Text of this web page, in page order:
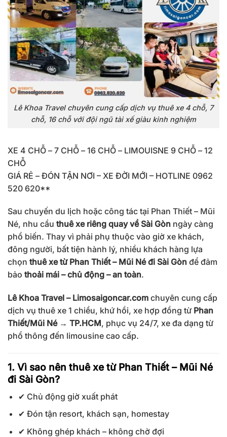
Lê Khoa Travel chuyên cung cấp dịch vụ thuê xe 4 chỗ, 7
chỗ, 16 chỗ với đội ngũ tài xế giàu kinh nghiệm
XE 4 CHỖ – 7 CHỖ – 16 CHỖ – LIMOUISNE 9 CHỖ – 12
CHỖ
GIÁ RẺ – ĐÓN TẬN NƠI – XE ĐỜI MỚI – HOTLINE 0962
520 620**
Sau chuyến du lịch hoặc công tác tại Phan Thiết – Mũi
Né, nhu cầu thuê xe riêng quay về Sài Gòn ngày càng
phổ biến. Thay vì phải phụ thuộc vào giờ xe khách,
đông người, bất tiện hành lý, nhiều khách hàng lựa
chọn thuê xe từ Phan Thiết – Mũi Né đi Sài Gòn để đảm
bảo thoải mái – chủ động – an toàn.
Lê Khoa Travel – Limosaigoncar.com chuyên cung cấp
dịch vụ thuê xe 1 chiều, khứ hồi, xe hợp đồng từ Phan
Thiết/Mũi Né → TP.HCM, phục vụ 24/7, xe đa dạng từ
phổ thông đến limousine cao cấp.
1. Vì sao nên thuê xe từ Phan Thiết – Mũi Né
đi Sài Gòn?
✔ Chủ động giờ xuất phát
✔ Đón tận resort, khách sạn, homestay
✔ Không ghép khách – không chờ đợi